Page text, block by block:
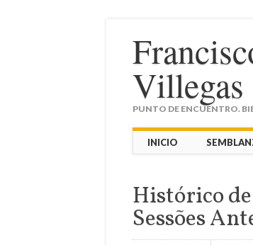
Villegas
PUNTO DE ENCUENTRO.
Main
Skip
to
INICIO
Histórico
Sessões